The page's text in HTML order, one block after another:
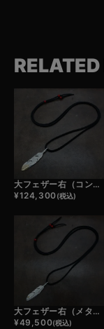
大フェザー右（コンビ）×鹿革紐×アンティークビーズ/ネックレスカスタム
¥124,300(税込)
大フェザー右（メタル）×鹿革紐×アンティークビーズ/ネックレスカスタム
¥49,500(税込)